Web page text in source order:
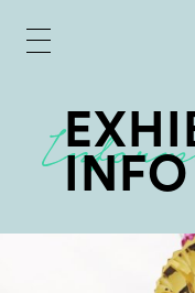
INFO